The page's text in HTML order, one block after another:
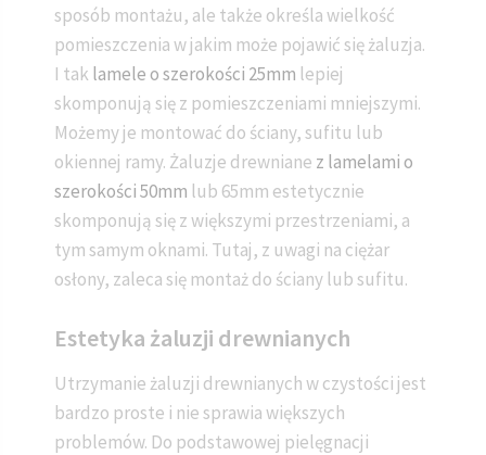
sposób montażu, ale także określa wielkość
pomieszczenia w jakim może pojawić się żaluzja.
I tak lamele o szerokości 25mm lepiej
skomponują się z pomieszczeniami mniejszymi.
Możemy je montować do ściany, sufitu lub
okiennej ramy. Żaluzje drewniane z lamelami o
szerokości 50mm lub 65mm estetycznie
skomponują się z większymi przestrzeniami, a
tym samym oknami. Tutaj, z uwagi na ciężar
osłony, zaleca się montaż do ściany lub sufitu.
Estetyka żaluzji drewnianych
Utrzymanie żaluzji drewnianych w czystości jest
bardzo proste i nie sprawia większych
problemów. Do podstawowej pielęgnacji